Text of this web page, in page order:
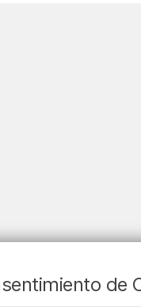
de